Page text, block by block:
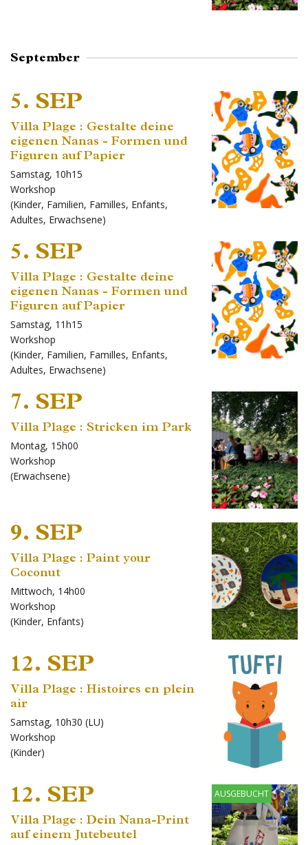
September
5. SEP
Villa Plage : Gestalte deine
eigenen Nanas - Formen und
Figuren auf Papier
Samstag, 10h15
Workshop
(Kinder, Familien, Familles, Enfants,
Adultes, Erwachsene)
5. SEP
Villa Plage : Gestalte deine
eigenen Nanas - Formen und
Figuren auf Papier
Samstag, 11h15
Workshop
(Kinder, Familien, Familles, Enfants,
Adultes, Erwachsene)
7. SEP
Villa Plage : Stricken im Park
Montag, 15h00
Workshop
(Erwachsene)
9. SEP
Villa Plage : Paint your
Coconut
Mittwoch, 14h00
Workshop
(Kinder, Enfants)
12. SEP
Villa Plage : Histoires en plein
air
Samstag, 10h30 (LU)
Workshop
(Kinder)
12. SEP AUSGEBUCHT
Villa Plage : Dein Nana-Print
auf einem Jutebeutel